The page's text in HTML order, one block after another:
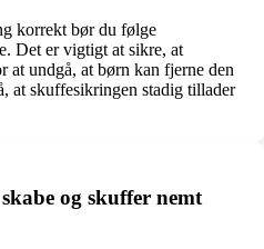
korrekt bør du følge
Det er vigtigt at sikre, at
at undgå, at børn kan fjerne den
at skuffesikringen stadig tillader
og skuffer nemt